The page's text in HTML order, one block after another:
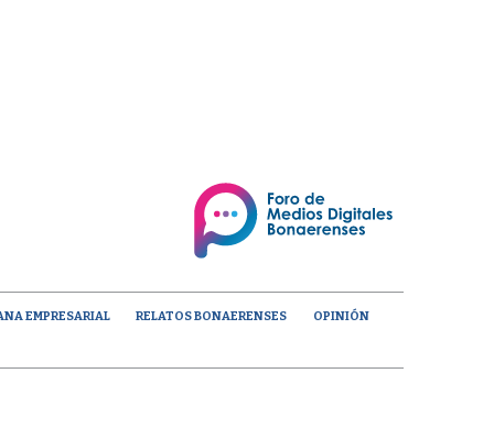
EMPRESARIAL RELATOS BONAERENSES
OPINIÓN